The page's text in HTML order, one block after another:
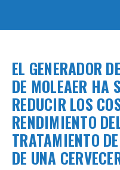
EL GENERADOR
DE MOLEAER HA
REDUCIR LOS
RENDIMIENTO
TRATAMIENTO
DE UNA